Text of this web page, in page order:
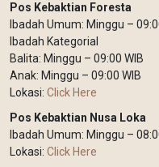
Pos Kebaktian Foresta
Ibadah Umum: Minggu –
Ibadah Kategorial
Balita: Minggu – 09:00 WIB
Anak: Minggu – 09:00 WIB
Lokasi: Click Here
Pos Kebaktian Nusa Loka
Ibadah Umum: Minggu –
Lokasi: Click Here